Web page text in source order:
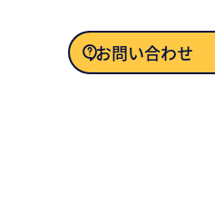
お問い合わせ